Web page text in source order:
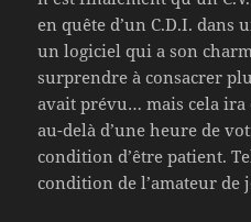
en quête d’un C.D.I. dans
un logiciel qui a son
surprendre à consacrer
avait prévu… mais cela
au-delà d’une heure de
condition d’être patient.
condition de l’amateur de